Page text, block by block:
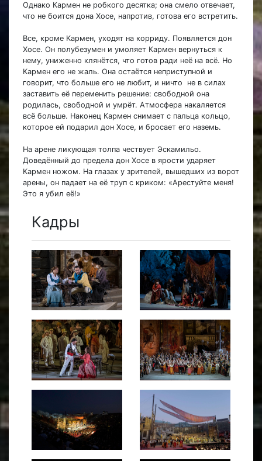
Однако Кармен не робкого десятка; она смело отвечает,
что не боится дона Хосе, напротив, готова его встретить.
Все, кроме Кармен, уходят на корриду. Появляется дон
Хосе. Он полубезумен и умоляет Кармен вернуться к
нему, униженно клянётся, что готов ради неё на всё. Но
Кармен его не жаль. Она остаётся неприступной и
говорит, что больше его не любит, и ничто не в силах
заставить её переменить решение: свободной она
родилась, свободной и умрёт. Атмосфера накаляется
всё больше. Наконец Кармен снимает с пальца кольцо,
которое ей подарил дон Хосе, и бросает его наземь.
На арене ликующая толпа чествует Эскамильо.
Доведённый до предела дон Хосе в ярости ударяет
Кармен ножом. На глазах у зрителей, вышедших из ворот
арены, он падает на её труп с криком: «Арестуйте меня!
Это я убил её!»
Кадры